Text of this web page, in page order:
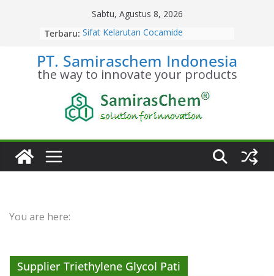
Sabtu, Agustus 8, 2026
Terbaru: Sifat Kelarutan Cocamide
Distributor Cocamide
Diethanolamine Terpercaya
Kesetimbangan Kimia Cocamide
Diethanolamine
Kinetika Kimia Cocamide
Diethanolamine
Diethanolamine
PT. Samiraschem Indonesia
the way to innovate your products
You are here:
Supplier Triethylene Glycol Pati